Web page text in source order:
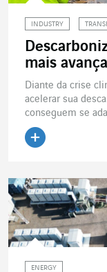
INDUSTRY
mais
Diante da crise
acelerar sua
conseguem se
ENERGY